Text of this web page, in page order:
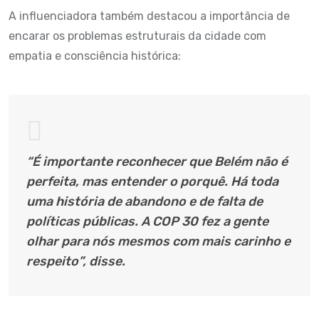
A influenciadora também destacou a importância de
encarar os problemas estruturais da cidade com
empatia e consciência histórica:
“É importante reconhecer que Belém não é
perfeita, mas entender o porquê. Há toda
uma história de abandono e de falta de
políticas públicas. A COP 30 fez a gente
olhar para nós mesmos com mais carinho e
respeito”, disse.